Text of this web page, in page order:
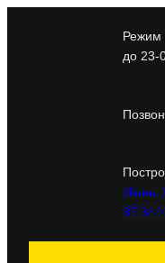
Режим
до 23-
Июнь,